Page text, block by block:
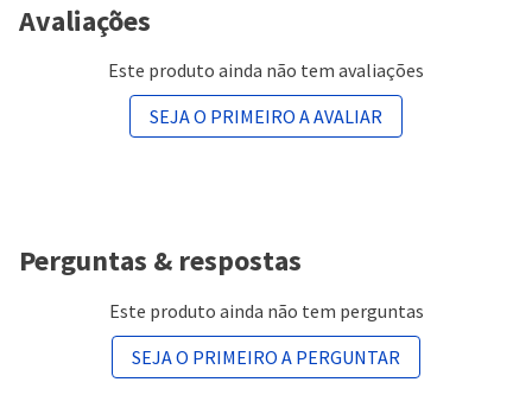
Avaliações
Este produto ainda não tem avaliações
SEJA O PRIMEIRO A AVALIAR
Perguntas & respostas
Este produto ainda não tem perguntas
SEJA O PRIMEIRO A PERGUNTAR